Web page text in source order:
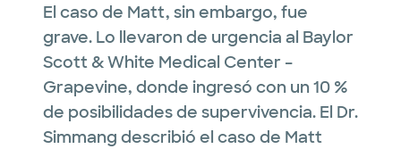
El caso de Matt, sin embargo, fue
grave. Lo llevaron de urgencia al Baylor
Scott & White Medical Center –
Grapevine, donde ingresó con un 10 %
de posibilidades de supervivencia. El Dr.
Simmang describió el caso de Matt